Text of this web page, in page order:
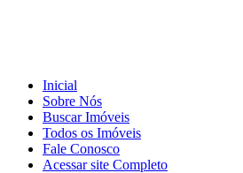
Inicial
Sobre Nós
Buscar Imóveis
Todos os Imóveis
Fale Conosco
Acessar site Completo